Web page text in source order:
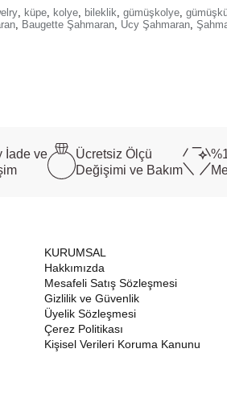
, küpe, kolye, bileklik, gümüşkolye,
, Baugette Şahmaran, Ucy Şahmaran,
İade ve
Ücretsiz Ölçü
Değişimi ve Bakım
KURUMSAL
Hakkımızda
Mesafeli Satış Sözleşmesi
Gizlilik ve Güvenlik
Üyelik Sözleşmesi
Çerez Politikası
Kişisel Verileri Koruma Kanunu